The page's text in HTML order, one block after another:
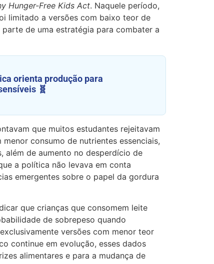
Hunger-Free Kids Act. Naquele período,
limitado a versões com baixo teor de
de uma estratégia para combater a
orienta produção para
🧬
que muitos estudantes rejeitavam
consumo de nutrientes essenciais,
além de aumento no desperdício de
a política não levava em conta
emergentes sobre o papel da gordura
que crianças que consomem leite
de sobrepeso quando
versões com menor teor
continue em evolução, esses dados
alimentares e para a mudança de